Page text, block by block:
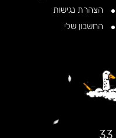
הצהרת נגישות
החשבון שלי